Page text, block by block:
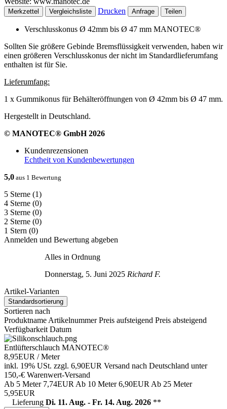
Merkzettel Vergleichsliste Drucken Anfrage Teilen
Verschlusskonus Ø 42mm bis Ø 47 mm MANOTEC®
Sollten Sie größere Gebinde Bremsflüssigkeit verwenden, haben wir
einen größeren Verschlusskonus der nicht im Standardlieferumfang
enthalten ist für Sie.
Lieferumfang:
1 x Gummikonus für Behälteröffnungen von Ø 42mm bis Ø 47 mm.
Hergestellt in Deutschland.
© MANOTEC® GmbH 2026
Kundenrezensionen
Echtheit von Kundenbewertungen
5,0 aus 1 Bewertung
5 Sterne (1)
4 Sterne (0)
3 Sterne (0)
2 Sterne (0)
1 Stern (0)
Anmelden und Bewertung abgeben
Alles in Ordnung
Donnerstag, 5. Juni 2025 Richard F.
Artikel-Varianten
Standardsortierung
Sortieren nach
Produktname Artikelnummer Preis aufsteigend Preis absteigend
Verfügbarkeit Datum
Entlüfterschlauch MANOTEC®
8,95EUR / Meter
inkl. 19% USt. zzgl. 6,90EUR Versand nach Deutschland unter
150,-€ Warenwert-Versand
Ab 5 Meter 7,74EUR Ab 10 Meter 6,90EUR Ab 25 Meter
5,95EUR
Lieferung Di. 11. Aug. - Fr. 14. Aug. 2026 **